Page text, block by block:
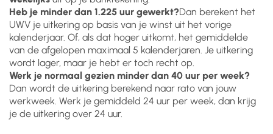
Heb je minder dan 1.225 uur gewerkt?Dan berekent het
UWV je uitkering op basis van je winst uit het vorige
kalenderjaar. Of, als dat hoger uitkomt, het gemiddelde
van de afgelopen maximaal 5 kalenderjaren. Je uitkering
wordt lager, maar je hebt er toch recht op.
Werk je normaal gezien minder dan 40 uur per week?
Dan wordt de uitkering berekend naar rato van jouw
werkweek. Werk je gemiddeld 24 uur per week, dan krijg
je de uitkering over 24 uur.